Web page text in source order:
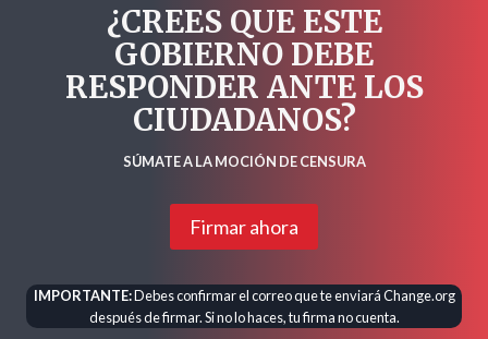
¿CREES QUE ESTE
GOBIERNO DEBE
RESPONDER ANTE LOS
CIUDADANOS?
SÚMATE A LA MOCIÓN DE CENSURA
Firmar ahora
IMPORTANTE:Debes confirmar el correo que te enviará Change.org
después de firmar. Si no lo haces, tu firma no cuenta.